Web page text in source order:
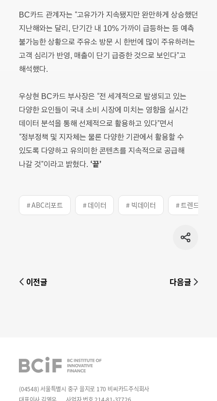
BC카드 관계자는 “고유가가 지속됐지만 완만하게 상승했던
지난해와는 달리, 단기간 내 10% 가까이 급등하는 등 예측
불가능한 상황으로 주유소 방문 시 한번에 많이 주유하려는
고객 심리가 반영, 매출이 단기 급증한 것으로 보인다”고
해석했다.
우상현 BC카드 부사장은 “전 세계적으로 발생되고 있는
다양한 요인들이 국내 소비 시장에 미치는 영향을 실시간
데이터 분석을 통해 선제적으로 활용하고 있다”면서
“정부정책 및 지자체는 물론 다양한 기관에서 활용할 수
있도록 다양하고 유의미한 콘텐츠를 지속적으로 공급해
나갈 것”이라고 밝혔다. ‘끝’
# ABC리포트 # 데이터 # 빅데이터 # 트렌드
공유
이전글 다음글
BCIF
(04548) 서울특별시 중구 을지로 170 비씨카드주식회사